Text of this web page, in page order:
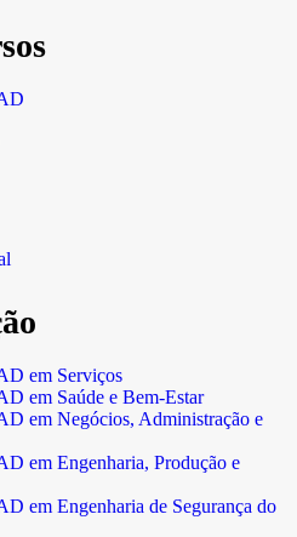
em Serviços
em Saúde e Bem-Estar
em Negócios, Administração e
em Engenharia, Produção e
em Engenharia de Segurança do